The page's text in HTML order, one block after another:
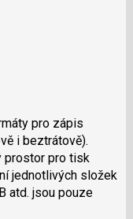
pro zápis
i beztrátově).
prostor pro tisk
jednotlivých složek
atd. jsou pouze